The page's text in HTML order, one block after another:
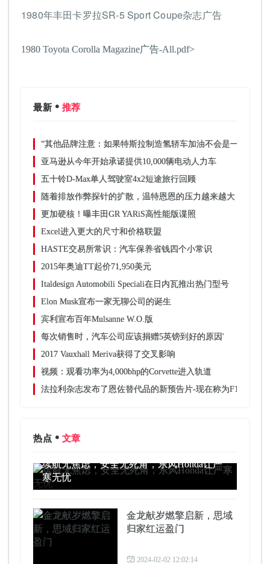
1980年丰田卡罗拉SR-5 Sport Coupe杂志广告
1980 Toyota Corolla Magazine广告-All.pdf>
最新 推荐
“其他品牌注意：如果特斯拉制造氢轿车加油不会是一个问题”
亚马逊从今年开始承诺提供10,000辆电动人力车
五十铃D-Max单人驾驶室4x2短途旅行回顾
随着排放作弊探针的扩散，温特恩恩的压力越来越大
更加硬核！曝丰田GR YARiS高性能版谍照
Excel进入更大的尺寸和价格联盟
HASTE交易所常识：汽车保养省钱四个小常识
2015年奥迪TT起价71,950美元
Italdesign Automobili Speciali在日内瓦推出热门型号
Elon Musk宣布一家无聊公司的诞生
宾利宣布百年Mulsanne W.O.版
每次销售时，汽车公司应该捐赠5英镑到好的原因'
2017 Vauxhall Meriva获得了交叉影响
视频：观看功率为4,000bhp的Corvette进入轨道
法拉利杂志发布了恩佐替代品的新预告片-现在称为F150
热点 文章
续航无焦虑，安全无死角，东风Honda让严
寒无忧
金龙献岁燃擎启新，思域
归家红运盈门
2024-02-02 12:02:14